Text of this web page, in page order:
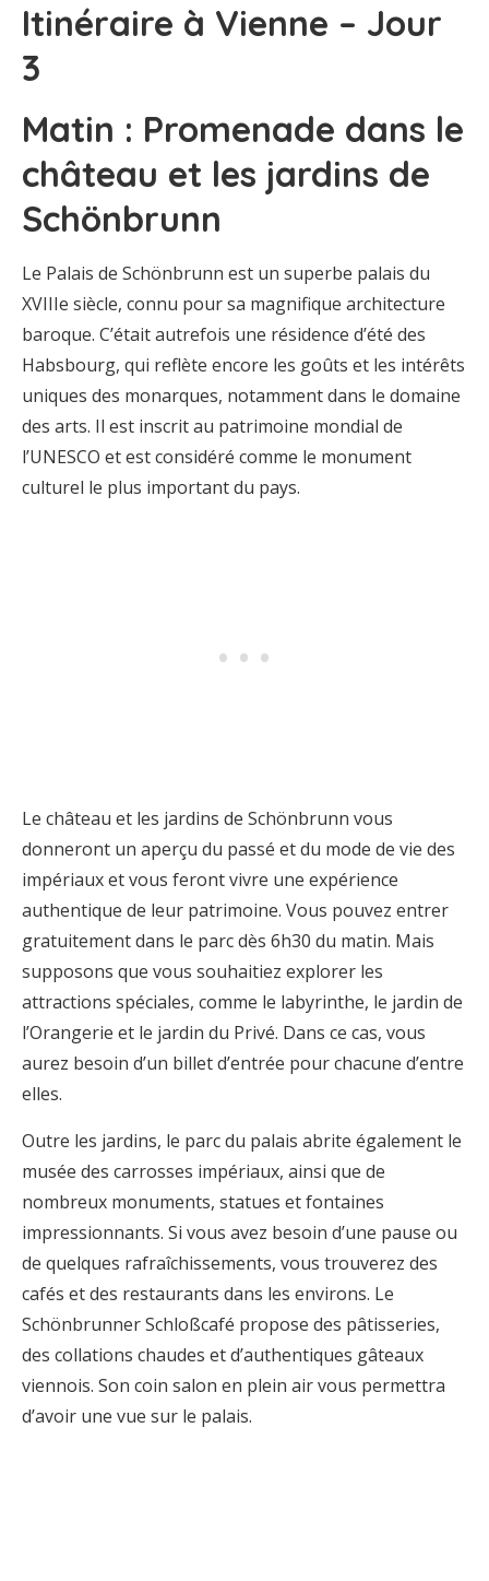
Itinéraire à Vienne – Jour
3
Matin : Promenade dans le
château et les jardins de
Schönbrunn
Le Palais de Schönbrunn est un superbe palais du
XVIIIe siècle, connu pour sa magnifique architecture
baroque. C’était autrefois une résidence d’été des
Habsbourg, qui reflète encore les goûts et les intérêts
uniques des monarques, notamment dans le domaine
des arts. Il est inscrit au patrimoine mondial de
l’UNESCO et est considéré comme le monument
culturel le plus important du pays.
Le château et les jardins de Schönbrunn vous
donneront un aperçu du passé et du mode de vie des
impériaux et vous feront vivre une expérience
authentique de leur patrimoine. Vous pouvez entrer
gratuitement dans le parc dès 6h30 du matin. Mais
supposons que vous souhaitiez explorer les
attractions spéciales, comme le labyrinthe, le jardin de
l’Orangerie et le jardin du Privé. Dans ce cas, vous
aurez besoin d’un billet d’entrée pour chacune d’entre
elles.
Outre les jardins, le parc du palais abrite également le
musée des carrosses impériaux, ainsi que de
nombreux monuments, statues et fontaines
impressionnants. Si vous avez besoin d’une pause ou
de quelques rafraîchissements, vous trouverez des
cafés et des restaurants dans les environs. Le
Schönbrunner Schloßcafé propose des pâtisseries,
des collations chaudes et d’authentiques gâteaux
viennois. Son coin salon en plein air vous permettra
d’avoir une vue sur le palais.